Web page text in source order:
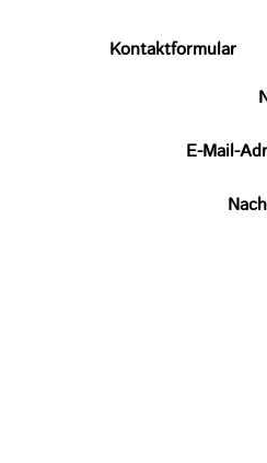
Kontaktformular
E-Mail-